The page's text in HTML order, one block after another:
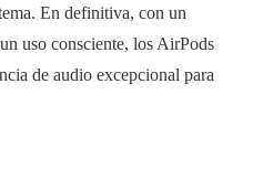
En definitiva, con un
uso consciente, los AirPods
de audio excepcional para